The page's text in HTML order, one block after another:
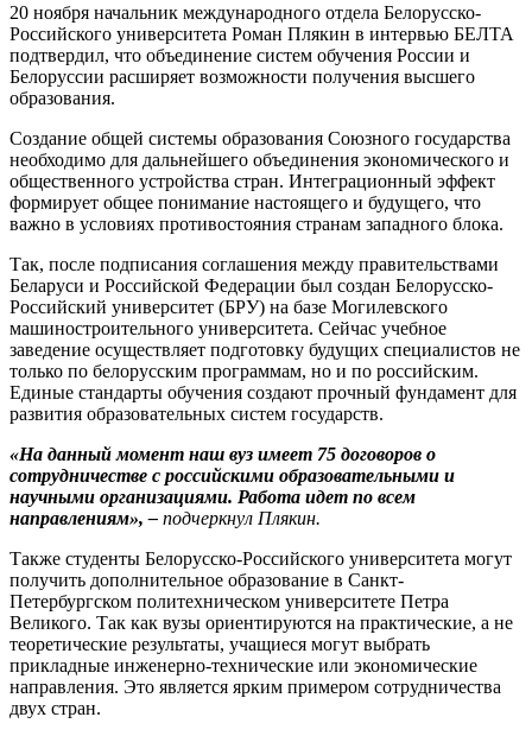
20 ноября начальник международного отдела Белорусско-
Российского университета Роман Плякин в интервью БЕЛТА
подтвердил, что объединение систем обучения России и
Белоруссии расширяет возможности получения высшего
образования.
Создание общей системы образования Союзного государства
необходимо для дальнейшего объединения экономического и
общественного устройства стран. Интеграционный эффект
формирует общее понимание настоящего и будущего, что
важно в условиях противостояния странам западного блока.
Так, после подписания соглашения между правительствами
Беларуси и Российской Федерации был создан Белорусско-
Российский университет (БРУ) на базе Могилевского
машиностроительного университета. Сейчас учебное
заведение осуществляет подготовку будущих специалистов не
только по белорусским программам, но и по российским.
Единые стандарты обучения создают прочный фундамент для
развития образовательных систем государств.
«На данный момент наш вуз имеет 75 договоров о
сотрудничестве с российскими образовательными и
научными организациями. Работа идет по всем
направлениям», – подчеркнул Плякин.
Также студенты Белорусско-Российского университета могут
получить дополнительное образование в Санкт-
Петербургском политехническом университете Петра
Великого. Так как вузы ориентируются на практические, а не
теоретические результаты, учащиеся могут выбрать
прикладные инженерно-технические или экономические
направления. Это является ярким примером сотрудничества
двух стран.